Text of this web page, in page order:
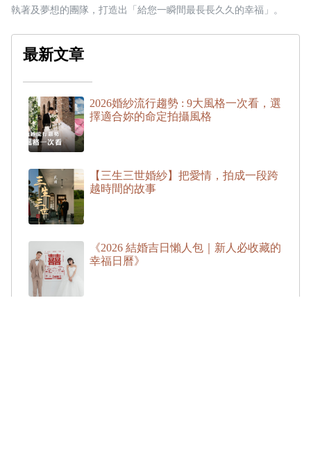
執著及夢想的團隊，打造出「給您一瞬間最長長久久的幸福」。
最新文章
2026婚紗流行趨勢 : 9大風格一次看，選
擇適合妳的命定拍攝風格
【三生三世婚紗】把愛情，拍成一段跨
越時間的故事
《2026 結婚吉日懶人包｜新人必收藏的
幸福日曆》